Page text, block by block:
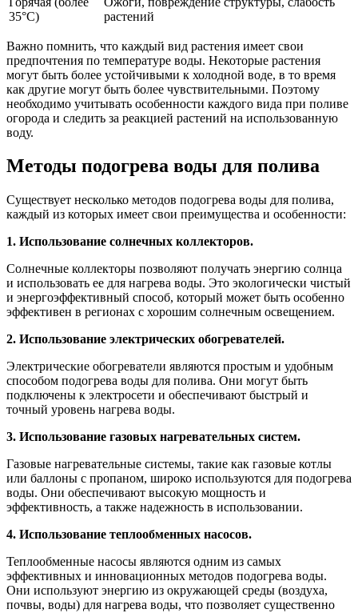
35°С)
растений
Важно помнить, что каждый вид растения имеет свои
предпочтения по температуре воды. Некоторые растения
могут быть более устойчивыми к холодной воде, в то время
как другие могут быть более чувствительными. Поэтому
необходимо учитывать особенности каждого вида при поливе
огорода и следить за реакцией растений на использованную
воду.
Методы подогрева воды для полива
Существует несколько методов подогрева воды для полива,
каждый из которых имеет свои преимущества и особенности:
1. Использование солнечных коллекторов.
Солнечные коллекторы позволяют получать энергию солнца
и использовать ее для нагрева воды. Это экологически чистый
и энергоэффективный способ, который может быть особенно
эффективен в регионах с хорошим солнечным освещением.
2. Использование электрических обогревателей.
Электрические обогреватели являются простым и удобным
способом подогрева воды для полива. Они могут быть
подключены к электросети и обеспечивают быстрый и
точный уровень нагрева воды.
3. Использование газовых нагревательных систем.
Газовые нагревательные системы, такие как газовые котлы
или баллоны с пропаном, широко используются для подогрева
воды. Они обеспечивают высокую мощность и
эффективность, а также надежность в использовании.
4. Использование теплообменных насосов.
Теплообменные насосы являются одним из самых
эффективных и инновационных методов подогрева воды.
Они используют энергию из окружающей среды (воздуха,
почвы, воды) для нагрева воды, что позволяет существенно